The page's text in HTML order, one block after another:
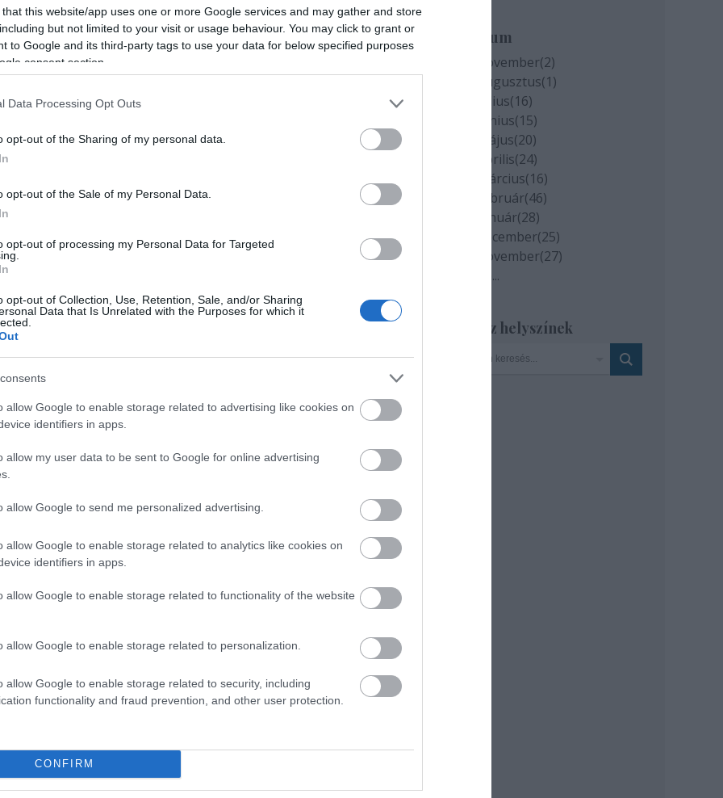
that this website/app uses one or more Google services and may gather and store
but not limited to your visit or usage behaviour. You may click to grant or
to Google and its third-party tags to use your data for below specified purposes
consent section.
Data Processing Opt Outs
opt-out of the Sharing of my personal data.
opt-out of the Sale of my Personal Data.
opt-out of processing my Personal Data for Targeted
opt-out of Collection, Use, Retention, Sale, and/or Sharing
Data that Is Unrelated with the Purposes for which it
allow Google to enable storage related to advertising like cookies on
identifiers in apps.
allow my user data to be sent to Google for online advertising
allow Google to send me personalized advertising.
allow Google to enable storage related to analytics like cookies on
identifiers in apps.
allow Google to enable storage related to functionality of the website
allow Google to enable storage related to personalization.
allow Google to enable storage related to security, including
functionality and fraud prevention, and other user protection.
CONFIRM
Jenőzenei irányításával mutatták be A denevért a
és Svet Svanholm - alakították.
1994-
A denevért 1989-ben vezényelte először a
a Theatre de la Monnaie-ben Rost Andrea
a Dán Nemzeti Kamarazenekar élén. A karmester
45 szimfóniáját tartalmazza, több zenei
a BBC Music hasábjain - kapott már öt piros csillagot
zajlott le a koncertekkel illusztrált a bécsi
a stúdióba vonult, ezúttal Beethoven
ötödik, a hatodik és nyolcadik szimfóniát,
és természetesen lesz egy pótfelvételi hét is 2014
lemezenként nem, csak együtt jelentetik meg a
kiadvánnyal is -, európai turnéra indulnak a
grazi bemutatójára időzítik.
jellemzi, hogy a Koppenhágához közeli
egy Mozart-fesztivált, amely várhatóan 2016
észak-német és skandináv kastélyépítészet szép
Ludwig Holstein, VI. Keresztély dán király kancellárja
család tulajdonában, az értékes
Archívum
2020 november(2)
2020 augusztus(1)
2020 július(16)
2020 június(15)
2020 május(20)
2020 április(24)
2020 március(16)
2020 február(46)
2020 január(28)
2019 december(25)
2019 november(27)
...
Szinház helyszínek